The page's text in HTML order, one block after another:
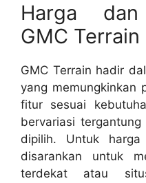
Harga dan
GMC Terrain
GMC Terrain hadir
yang memungkinkan
fitur sesuai
bervariasi
dipilih. Untuk
disarankan untuk
terdekat atau